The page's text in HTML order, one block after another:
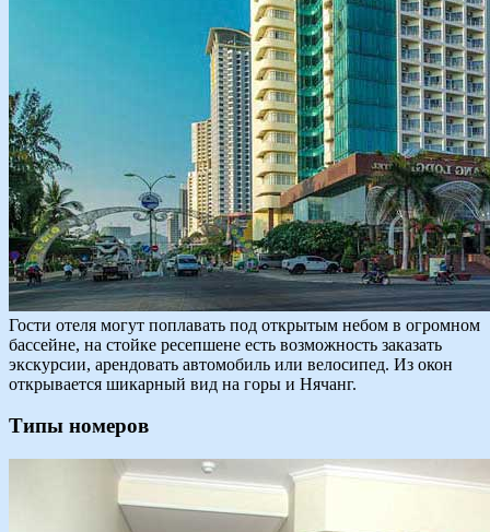
Гости отеля могут поплавать под открытым небом в огромном
бассейне, на стойке ресепшене есть возможность заказать
экскурсии, арендовать автомобиль или велосипед. Из окон
открывается шикарный вид на горы и Нячанг.
Типы номеров